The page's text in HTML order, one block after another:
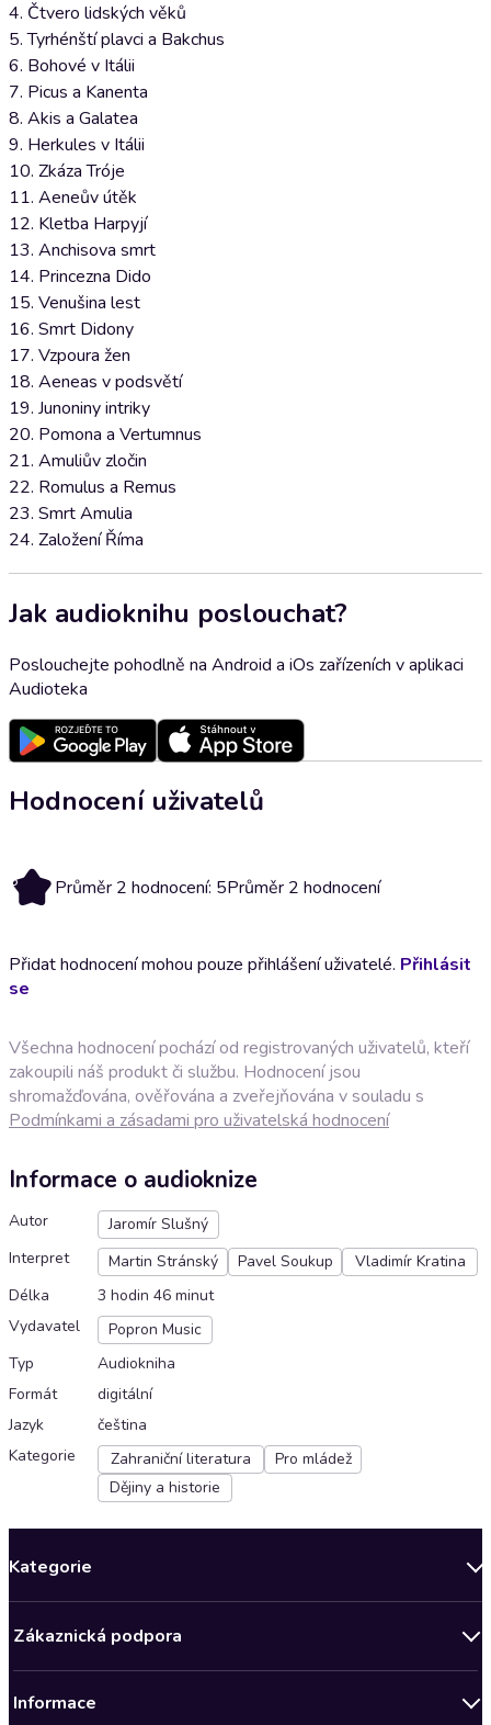
4. Čtvero lidských věků
5. Tyrhénští plavci a Bakchus
6. Bohové v Itálii
7. Picus a Kanenta
8. Akis a Galatea
9. Herkules v Itálii
10. Zkáza Tróje
11. Aeneův útěk
12. Kletba Harpyjí
13. Anchisova smrt
14. Princezna Dido
15. Venušina lest
16. Smrt Didony
17. Vzpoura žen
18. Aeneas v podsvětí
19. Junoniny intriky
20. Pomona a Vertumnus
21. Amuliův zločin
22. Romulus a Remus
23. Smrt Amulia
24. Založení Říma
Jak audioknihu poslouchat?
Poslouchejte pohodlně na Android a iOs zařízeních v aplikaci
Audioteka
Hodnocení uživatelů
5 Průměr 2 hodnocení: 5Průměr 2 hodnocení
Přidat hodnocení mohou pouze přihlášení uživatelé. Přihlásit
se
Všechna hodnocení pochází od registrovaných uživatelů, kteří
zakoupili náš produkt či službu. Hodnocení jsou
shromažďována, ověřována a zveřejňována v souladu s
Podmínkami a zásadami pro uživatelská hodnocení
Informace o audioknize
Autor
Jaromír Slušný
Interpret
Martin Stránský Pavel Soukup
Vladimír Kratina
Délka
3 hodin 46 minut
Vydavatel
Popron Music
Typ
Audiokniha
Formát
digitální
Jazyk
čeština
Kategorie
Zahraniční literatura
Pro mládež
Dějiny a historie
Kategorie
Bestsellery měsíce
Zákaznická podpora
Informace